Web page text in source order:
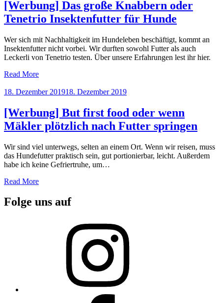
[Werbung] Das große Knabbern oder
Tenetrio Insektenfutter für Hunde
Wer sich mit Nachhaltigkeit im Hundeleben beschäftigt, kommt an
Insektenfutter nicht vorbei. Wir durften sowohl Futter als auch
Leckerli von Tenetrio testen. Über unsere Erfahrungen lest ihr hier.
Read More
Posted
18. Dezember 201918. Dezember 2019
[Werbung] But first food oder wenn
Mäkler plötzlich nach Futter springen
Wir sind viel unterwegs, selten an einem Ort. Wenn wir reisen, muss
das Hundefutter praktisch sein, gut portionierbar, leicht. Außerdem
habe ich keine Gefriertruhe, um…
Read More
Folge uns auf